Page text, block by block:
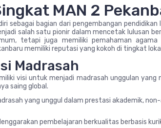
MAN 2
sebagai bagian dari pengembangan
salah satu pionir dalam mencetak lulusan
tetapi juga memiliki pemahaman
memiliki reputasi yang kokoh di tingkat
Madrasah
visi untuk menjadi madrasah unggulan
saing global.
yang unggul dalam prestasi akademik,
pembelajaran berkualitas berbasis